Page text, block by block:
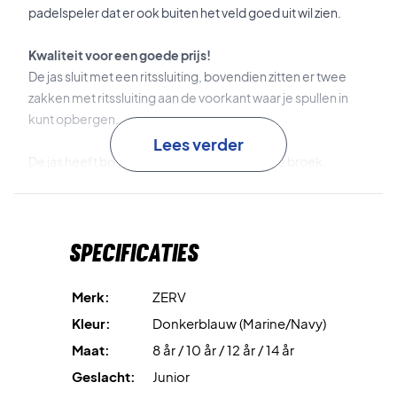
padelspeler dat er ook buiten het veld goed uit wil zien.
Kwaliteit voor een goede prijs!
De jas sluit met een ritssluiting, bovendien zitten er twee
zakken met ritssluiting aan de voorkant waar je spullen in
kunt opbergen.
De jas heeft bovendien ook een bijpassende broek.
players!
Kleur: Navy
De wasinstructies zitten in het jasje.
Lees verder
Specificaties
Merk:
ZERV
Kleur:
Donkerblauw (Marine/Navy)
Maat:
8 år / 10 år / 12 år / 14 år
Geslacht:
Junior